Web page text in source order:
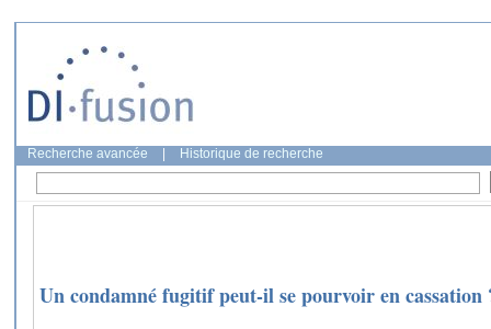
Recherche avancée Historique de recherche
Un condamné fugitif peut-il se pourvoir en cassation